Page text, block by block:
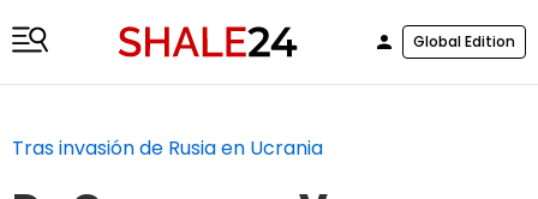
Global Edition
Tras invasión de Rusia en Ucrania